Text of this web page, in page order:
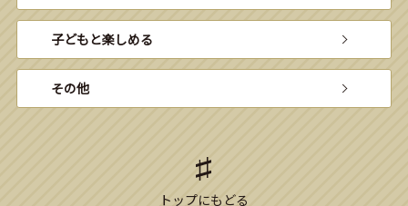
子どもと楽しめる
その他
トップにもどる